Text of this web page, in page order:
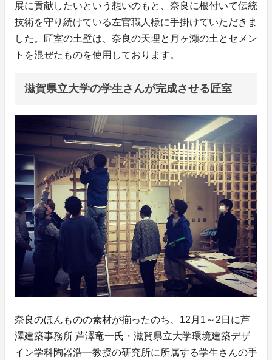
展に貢献したいという想いのもと、奈良に根付いて伝統
技術を守り続けている左官職人様に手掛けていただきま
した。匠室の土壁は、奈良の天理と月ヶ瀬の土とセメン
トを混ぜたものを使用しております。
滋賀県立大学の学生さんが完成させる匠室
奈良のほんものの素材が揃ったのち、12月1～2日に芦
澤建築事務所 芦澤竜一氏・滋賀県立大学環境建築デザ
イン学科陶器浩一教授の研究所に所属する学生さんの手